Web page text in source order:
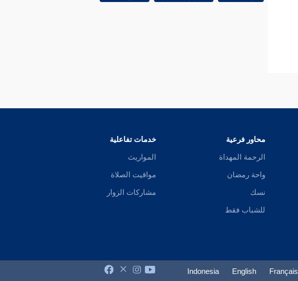
محاور فرعية
الرحمة المهداة
واحة رمضان
نسك
للشباب فقط
خدمات تفاعلية
المواريث
مواقيت الصلاة
مشاركات الزوار
Français
English
Indonesia